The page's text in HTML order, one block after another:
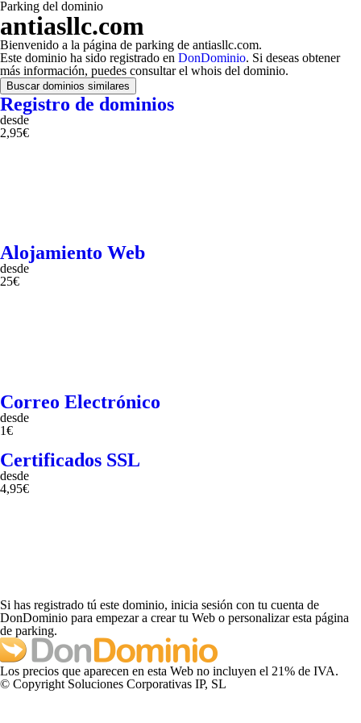
Parking del dominio
antiasllc.com
Bienvenido a la página de parking de antiasllc.com.
Este dominio ha sido registrado en DonDominio. Si deseas obtener
más información, puedes consultar el whois del dominio.
Buscar dominios similares
Registro de dominios
desde
2,95€
Alojamiento Web
desde
25€
Correo Electrónico
desde
1€
Certificados SSL
desde
4,95€
Si has registrado tú este dominio, inicia sesión con tu cuenta de
DonDominio para empezar a crear tu Web o personalizar esta página
de parking.
Los precios que aparecen en esta Web no incluyen el 21% de IVA.
© Copyright Soluciones Corporativas IP, SL